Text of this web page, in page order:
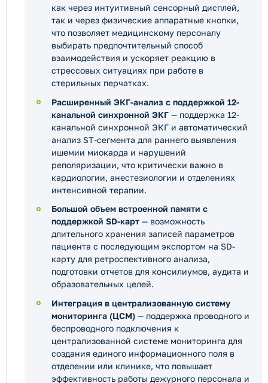
как через интуитивный сенсорный дисплей,
так и через физические аппаратные кнопки,
что позволяет медицинскому персоналу
выбирать предпочтительный способ
взаимодействия и ускоряет реакцию в
стрессовых ситуациях при работе в
стерильных перчатках.
Расширенный ЭКГ-анализ с поддержкой 12-
канальной синхронной ЭКГ — поддержка 12-
канальной синхронной ЭКГ и автоматический
анализ ST-сегмента для раннего выявления
ишемии миокарда и нарушений
реполяризации, что критически важно в
кардиологии, анестезиологии и отделениях
интенсивной терапии.
Большой объем встроенной памяти с
поддержкой SD-карт — возможность
длительного хранения записей параметров
пациента с последующим экспортом на SD-
карту для ретроспективного анализа,
подготовки отчетов для консилиумов, аудита и
образовательных целей.
Интеграция в централизованную систему
мониторинга (ЦСМ) — поддержка проводного и
беспроводного подключения к
централизованной системе мониторинга для
создания единого информационного поля в
отделении или клинике, что повышает
эффективность работы дежурного персонала и